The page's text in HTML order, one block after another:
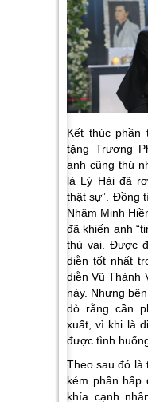
Kết thúc phần
tặng Trương
anh cũng thú
là Lý Hải đã
thật sự”. Đồng
Nhâm Minh
đã khiến anh
thủ vai. Được
diễn tốt nhất
diễn Vũ Thành
này. Nhưng
dò rằng cần
xuất, vì khi là
được tình
Theo sau đó
kém phần hấp
khía cạnh